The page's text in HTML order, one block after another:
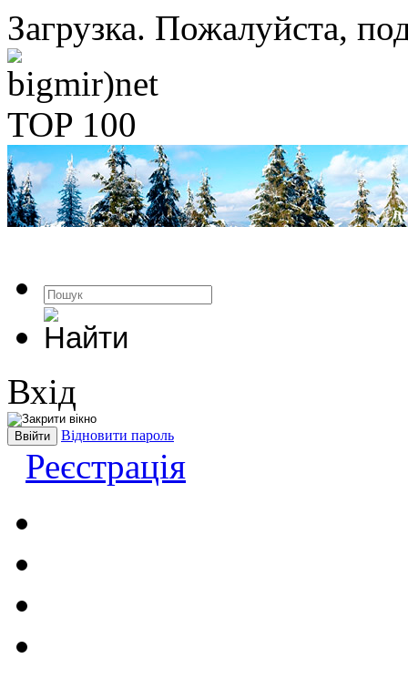
Загрузка. Пожалуйста,
Вхід
Відновити пароль
Реєстрація